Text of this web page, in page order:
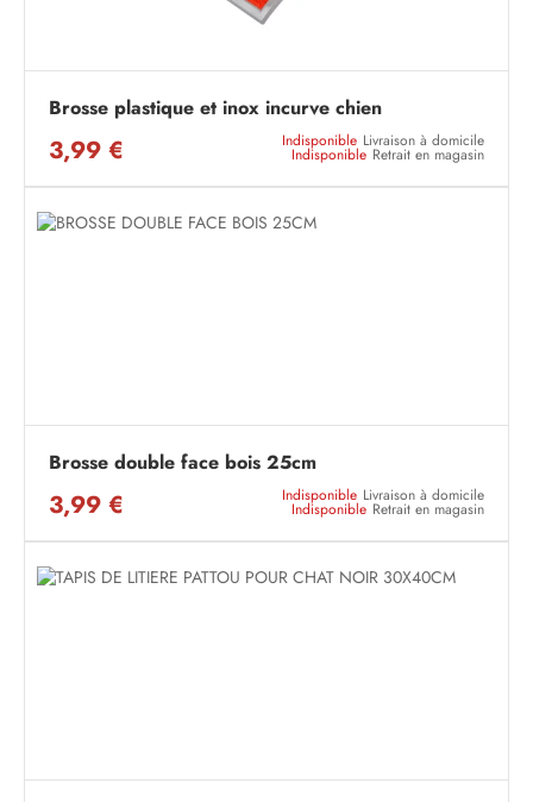
Brosse plastique et inox incurve chien
3,99 € Indisponible Livraison à domicile
Indisponible Retrait en magasin
Brosse double face bois 25cm
3,99 € Indisponible Livraison à domicile
Indisponible Retrait en magasin